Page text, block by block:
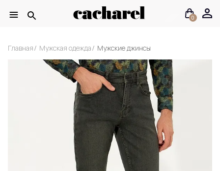
0
Главная Мужская одежда Мужские джинсы